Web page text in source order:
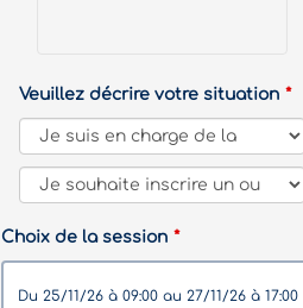
Veuillez décrire votre situation
Choix de la session
du 25/11/26 à 09:00 au 27/11/26 à 17:00